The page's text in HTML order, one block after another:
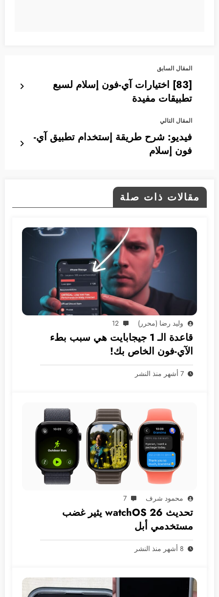
المقال السابق
[83] اختيارات آي-فون إسلام لسبع
تطبيقات مفيدة
المقال التالي
فيديو: شرح طريقة إستخدام تطبيق آي-
فون إسلام
مقالات ذات صلة
وليد رضا (محرر) 12
قاعدة الـ 1 جيجابايت هي سبب بطء
الآي-فون الخاص بك!
7 أشهر منذ النشر
محمود شرف 7
تحديث watchOS 26 يثير غضب
مستخدمي أبل
8 أشهر منذ النشر